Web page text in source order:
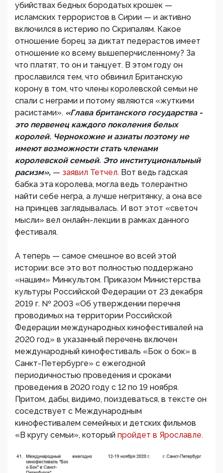
убийствах бедных бородатых крошек —
исламских террористов в Сирии — и активно
включился в истерию по Скрипалям. Какое
отношение борец за диктат педерастов имеет
отношение ко всему вышеперчисленному? За
что платят, то он и танцует. В этом году он
прославился тем, что обвинил Британскую
корону в том, что члены королевской семьи не
спали с неграми и потому являются «жуткими
расистами». «Глава британского государства -
это первенец каждого поколения белых
королей. Чернокожие и азиаты поэтому не
имеют возможности стать членами
королевской семьей. Это институциональный
расизм», — заявил Тетчел. Вот ведь гадская
бабка эта королева, могла ведь толерантно
найти себе негра, а лучше негритянку, а она все
на принцев заглядывалась. И вот этот «светоч
мысли» вел онлайн-лекции в рамках данного
фестиваля.
А теперь — самое смешное во всей этой
истории: все это вот полностью поддержано
«нашим» Минкультом. Приказом Министерства
культуры Российской Федерации от 23 декабря
2019 г. № 2003 «Об утверждении перечня
проводимых на территории Российской
Федерации международных кинофестивалей на
2020 год» в указанный перечень включен
международный кинофестиваль «Бок о бок» в
Санкт-Петербурге» с ежегодной
периодичностью проведения и сроками
проведения в 2020 году с 12 по 19 ноября.
Притом, дабы, видимо, поиздеваться, в тексте он
соседствует с Международным
кинофестивалем семейных и детских фильмов
«В кругу семьи», который пройдет в Ярославле.